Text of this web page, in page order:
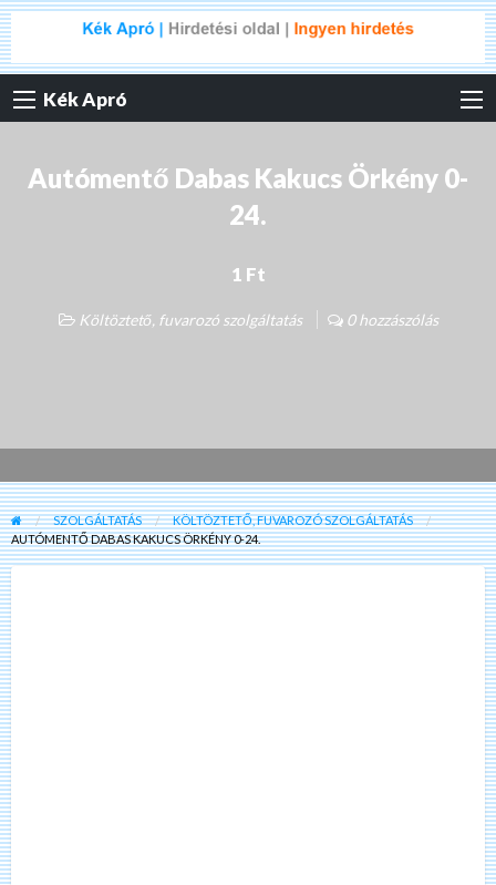
Kék Apró
Autómentő Dabas Kakucs Örkény 0-
24.
1 Ft
Költöztető, fuvarozó szolgáltatás 0 hozzászólás
SZOLGÁLTATÁS
KÖLTÖZTETŐ, FUVAROZÓ SZOLGÁLTATÁS
AUTÓMENTŐ DABAS KAKUCS ÖRKÉNY 0-24.